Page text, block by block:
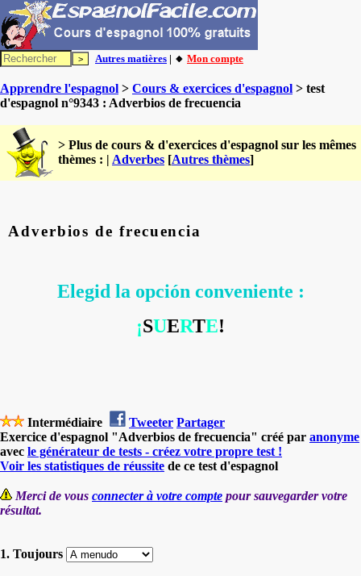
Autres matières | 🔸 Mon compte
Apprendre l'espagnol > Cours & exercices d'espagnol > test
d'espagnol n°9343 : Adverbios de frecuencia
> Plus de cours & d'exercices d'espagnol sur les mêmes
thèmes : | Adverbes [Autres thèmes]
Adverbios de frecuencia
Elegid la opción conveniente :
¡SUERTE!
Intermédiaire Tweeter Partager
Exercice d'espagnol "Adverbios de frecuencia" créé par anonyme
avec le générateur de tests - créez votre propre test !
Voir les statistiques de réussite de ce test d'espagnol
Merci de vous connecter à votre compte pour sauvegarder votre
résultat.
1. Toujours